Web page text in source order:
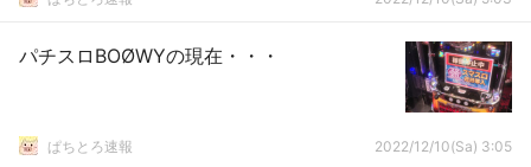
パチスロBOØWYの現在・・・
ぱちとろ速報 2022/12/10(Sa) 3:05